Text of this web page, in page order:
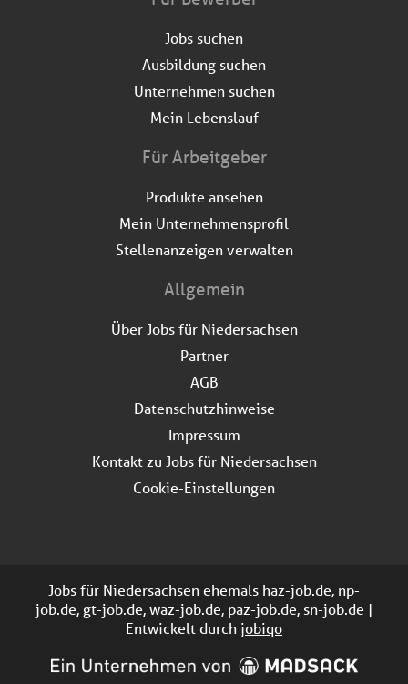
Jobs suchen
Ausbildung suchen
Unternehmen suchen
Mein Lebenslauf
Für Arbeitgeber
Produkte ansehen
Mein Unternehmensprofil
Stellenanzeigen verwalten
Allgemein
Über Jobs für Niedersachsen
Partner
AGB
Datenschutzhinweise
Impressum
Kontakt zu Jobs für Niedersachsen
Cookie-Einstellungen
Jobs für Niedersachsen ehemals haz-job.de, np-
job.de, gt-job.de, waz-job.de, paz-job.de, sn-job.de |
Entwickelt durchjobiqo